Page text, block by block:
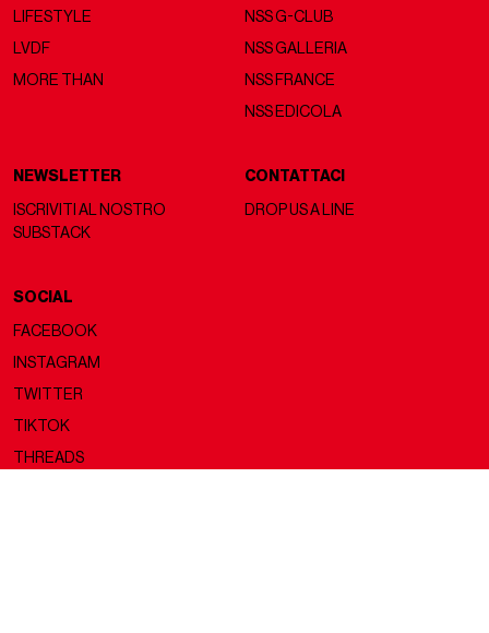
LIFESTYLE
LVDF
MORE THAN
NSS G-CLUB
NSS GALLERIA
NSS FRANCE
NSS EDICOLA
NEWSLETTER
ISCRIVITI AL NOSTRO
SUBSTACK
CONTATTACI
DROP US A LINE
SOCIAL
FACEBOOK
INSTAGRAM
TWITTER
TIKTOK
THREADS